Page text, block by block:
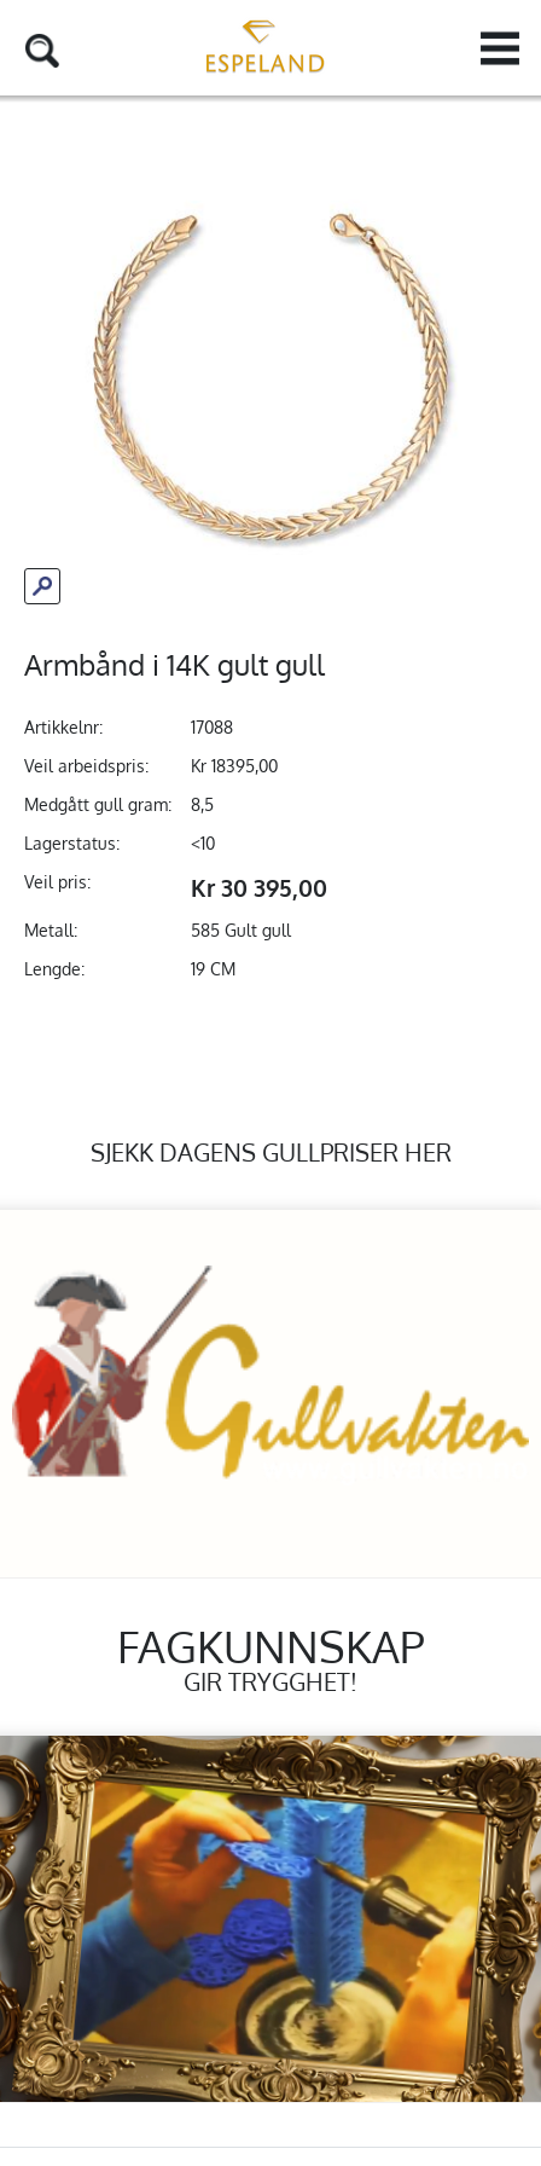
Armbånd i 14K gult gull
Artikkelnr:
17088
Veil arbeidspris:
Kr 18395,00
Medgått gull gram:
8,5
Lagerstatus:
<10
Veil pris:
Kr 30 395,00
Metall:
585 Gult gull
Lengde:
19 CM
SJEKK DAGENS GULLPRISER HER
FAGKUNNSKAP
GIR TRYGGHET!